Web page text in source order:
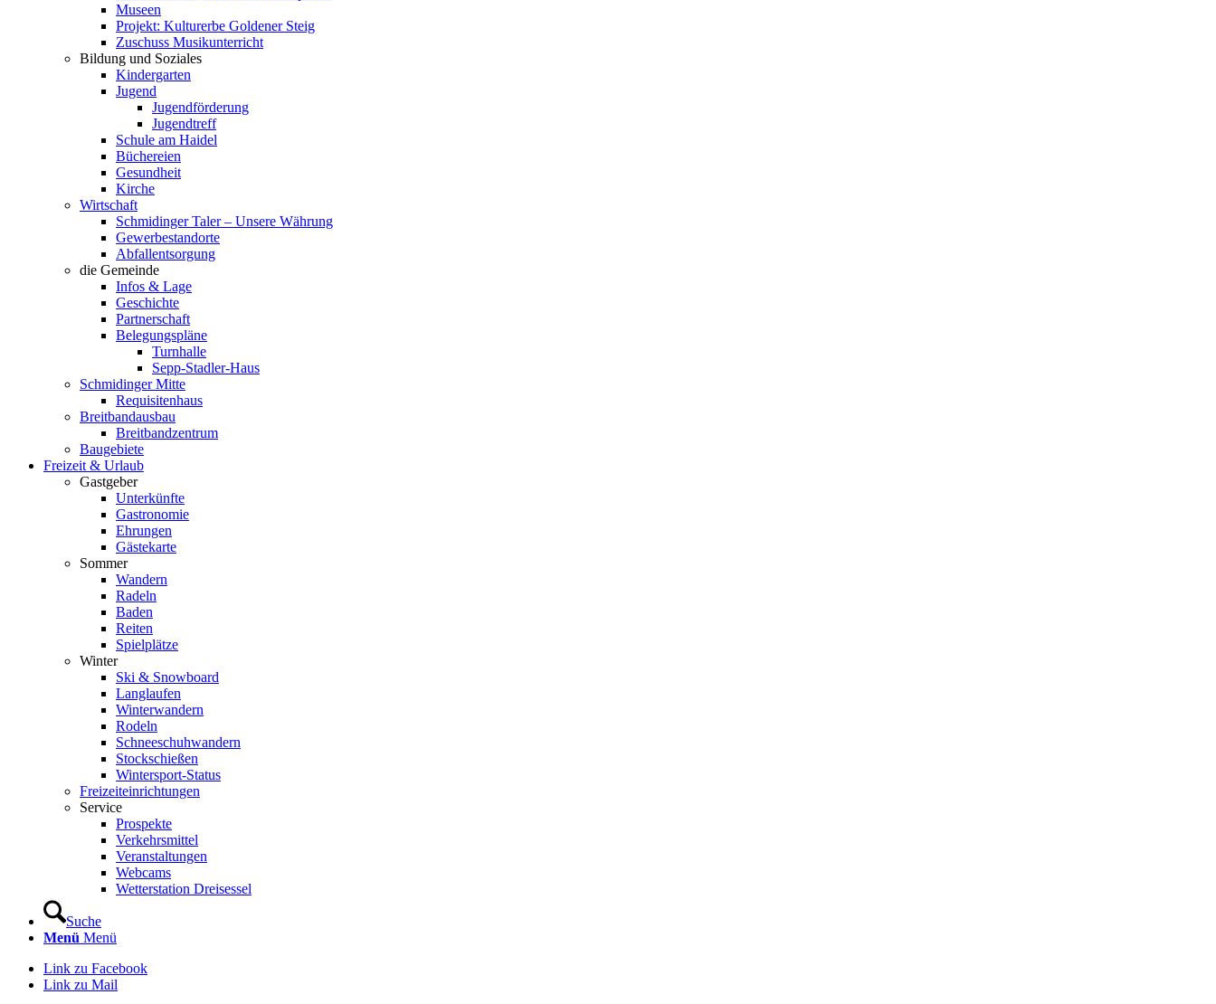
Museen
Projekt: Kulturerbe Goldener Steig
Zuschuss Musikunterricht
Bildung und Soziales
Kindergarten
Jugend
Jugendförderung
Jugendtreff
Schule am Haidel
Büchereien
Gesundheit
Kirche
Wirtschaft
Schmidinger Taler – Unsere Währung
Gewerbestandorte
Abfallentsorgung
die Gemeinde
Infos & Lage
Geschichte
Partnerschaft
Belegungspläne
Turnhalle
Sepp-Stadler-Haus
Schmidinger Mitte
Requisitenhaus
Breitbandausbau
Breitbandzentrum
Baugebiete
Freizeit & Urlaub
Gastgeber
Unterkünfte
Gastronomie
Ehrungen
Gästekarte
Sommer
Wandern
Radeln
Baden
Reiten
Spielplätze
Winter
Ski & Snowboard
Langlaufen
Winterwandern
Rodeln
Schneeschuhwandern
Stockschießen
Wintersport-Status
Freizeit­einrichtungen
Service
Prospekte
Verkehrsmittel
Veranstaltungen
Webcams
Wetterstation Dreisessel
Suche
Menü Menü
Link zu Facebook
Link zu Mail